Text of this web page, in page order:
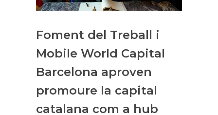
Foment del Treball i
Mobile World Capital
Barcelona aproven
promoure la capital
catalana com a hub